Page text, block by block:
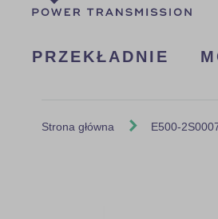
PRZEKŁADNIE
Strona główna E500-